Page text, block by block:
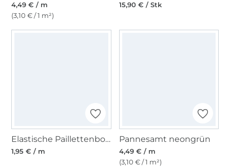
4,49 € / m
(3,10 € / 1 m²)
15,90 € / Stk
Elastische Paillettenborte 30 mm weiss
1,95 € / m
Pannesamt neongrün
4,49 € / m
(3,10 € / 1 m²)